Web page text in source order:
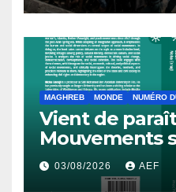
MAGHREB MONDE NUMÉRO
Vient de
Mouvements
du Nord, 1912-
03/08/2026 AEF